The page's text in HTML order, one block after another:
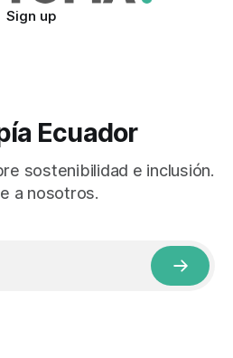
Sign up
Ecuador
sostenibilidad e inclusión.
a nosotros.